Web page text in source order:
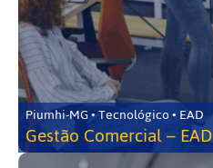
Piumhi-MG • Tecnológico • EAD
Gestão Comercial – EAD